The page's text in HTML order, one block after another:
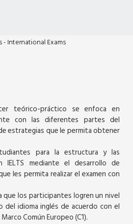
- International Exams
teórico-práctico se enfoca en
con las diferentes partes del
estrategias que le permita obtener
para la estructura y las
IELTS mediante el desarrollo de
les permita realizar el examen con
que los participantes logren un nivel
del idioma inglés de acuerdo con el
Común Europeo (C1).